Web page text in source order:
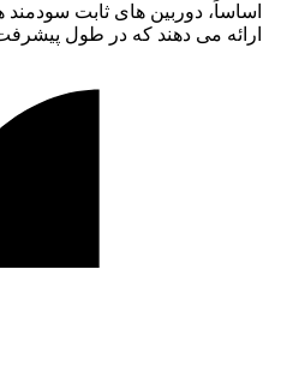
اساساً، دوربین های ثابت سودمند
ارائه می دهند که در طول